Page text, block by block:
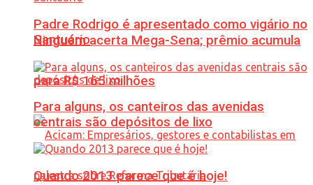
Ninguém acerta Mega-Sena; prêmio acumula
para R$ 165 milhões
Padre Rodrigo é apresentado como vigário no
Santuário
Para alguns, os canteiros das avenidas
centrais são depósitos de lixo
Quando 2013 parece que é hoje!